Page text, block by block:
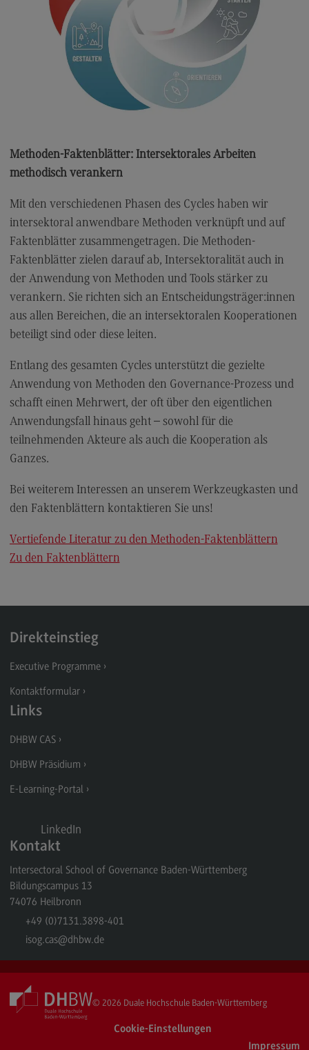
Ansprechpersonen
Wegbeschreibung
Kontaktformular
Newsletter
DHBW CAS Masterangebot
(External link)
(External link)
E-Learning-Portal
(External link)
Methoden-Faktenblätter: Intersektorales Arbeiten
methodisch verankern
Mit den verschiedenen Phasen des Cycles haben wir
intersektoral anwendbare Methoden verknüpft und auf
Faktenblätter zusammengetragen. Die Methoden-
Faktenblätter zielen darauf ab, Intersektoralität auch in
der Anwendung von Methoden und Tools stärker zu
verankern. Sie richten sich an Entscheidungsträger:innen
aus allen Bereichen, die an intersektoralen Kooperationen
beteiligt sind oder diese leiten.
Entlang des gesamten Cycles unterstützt die gezielte
Anwendung von Methoden den Governance-Prozess und
schafft einen Mehrwert, der oft über den eigentlichen
Anwendungsfall hinaus geht – sowohl für die
teilnehmenden Akteure als auch die Kooperation als
Ganzes.
Bei weiterem Interessen an unserem Werkzeugkasten und
den Faktenblättern kontaktieren Sie uns!
Vertiefende Literatur zu den Methoden-Faktenblättern
Zu den Faktenblättern
Direkteinstieg
Executive Programme
Kontaktformular
Links
DHBW CAS
DHBW Präsidium
E-Learning-Portal
LinkedIn
Kontakt
Intersectoral School of Governance Baden-Württemberg
Bildungscampus 13
74076 Heilbronn
+49 (0)7131.3898-401
isog.cas@dhbw.de
© 2026 Duale Hochschule Baden-Württemberg
Cookie-Einstellungen
Impressum